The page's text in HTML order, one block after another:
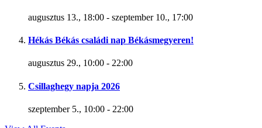
augusztus 13., 18:00 - szeptember 10., 17:00
Hékás Békás családi nap Békásmegyeren!
augusztus 29., 10:00 - 22:00
Csillaghegy napja 2026
szeptember 5., 10:00 - 22:00